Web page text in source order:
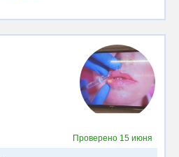
Проверено 15 июня